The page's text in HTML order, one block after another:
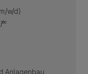
w/d)
类别